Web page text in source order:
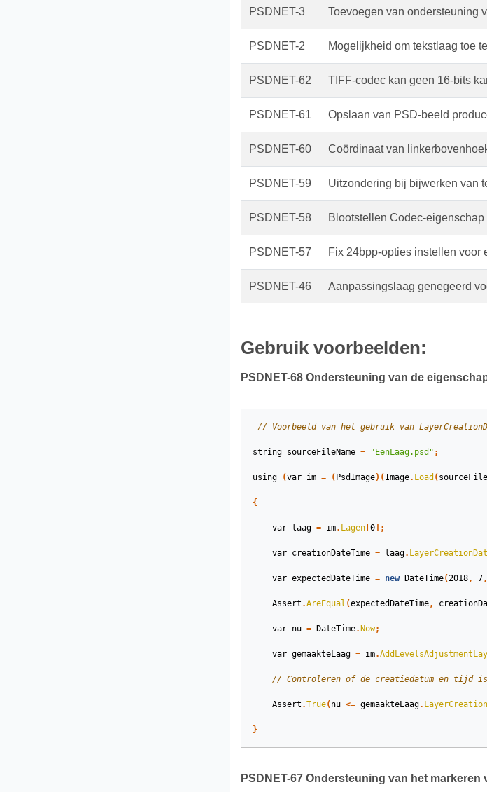
PSDNET-3 Toevoegen van ondersteuning
PSDNET-2 Mogelijkheid om tekstlaag toe
PSDNET-62 TIFF-codec kan geen 16-bits
PSDNET-61 Opslaan van PSD-beeld
PSDNET-60 Coördinaat van
PSDNET-59 Uitzondering bij bijwerken van
PSDNET-58 Blootstellen Codec-
PSDNET-57 Fix 24bpp-opties instellen voor
PSDNET-46 Aanpassingslaag genegeerd
Gebruik voorbeelden:
PSDNET-68 Ondersteuning van de
// Voorbeeld van het gebruik van
string sourceFileName = "EenLaag.psd" ;
using (var im = ( PsdImage)( Image. Load (
{
var laag = im. Lagen[ 0];
var creationDateTime = laag.
var expectedDateTime = new DateTime(2018, 7,
Assert .AreEqual (expectedDateTime,
var nu = DateTime. Now;
var gemaakteLaag = im.
// Controleren of de creatiedatum en tijd is
Assert .True( nu <= gemaakteLaag.
}
PSDNET-67 Ondersteuning van het